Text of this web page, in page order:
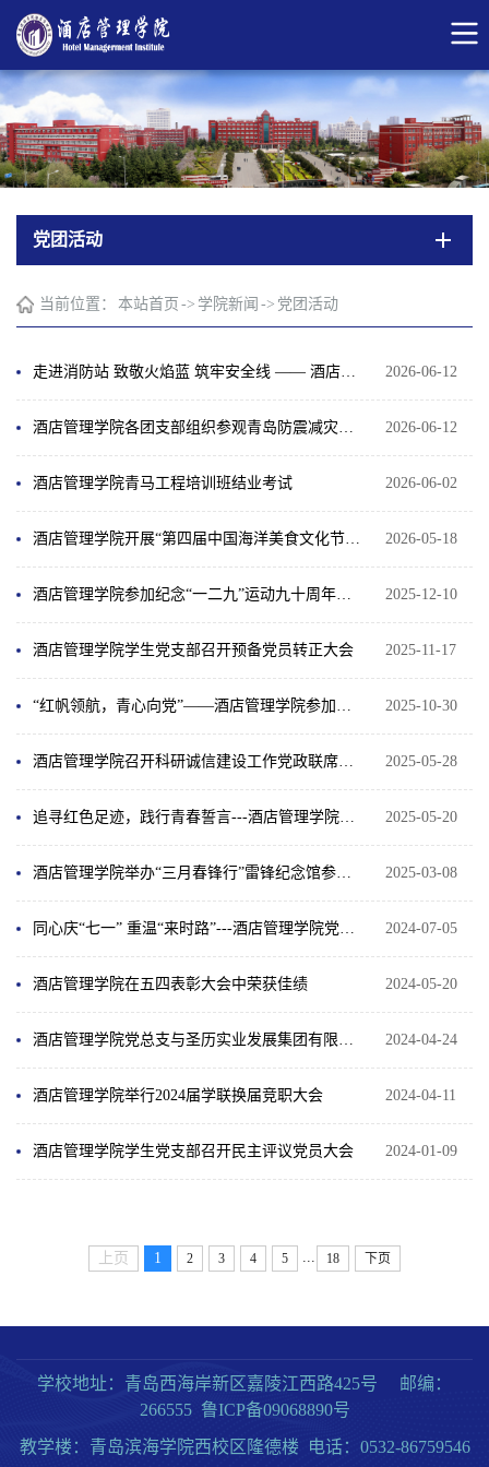
党团活动
当前位置： 本站首页 -> 学院新闻 -> 党团活动
2026-06-12
2026-06-12
2026-06-02
酒店管理学院青马工程培训班结业考试
2026-05-18
2025-12-10
2025-11-17
酒店管理学院学生党支部召开预备党员转正大会
2025-10-30
2025-05-28
2025-05-20
2025-03-08
2024-07-05
2024-05-20
酒店管理学院在五四表彰大会中荣获佳绩
2024-04-24
2024-04-11
酒店管理学院举行2024届学联换届竞职大会
2024-01-09
酒店管理学院学生党支部召开民主评议党员大会
上页 1 2 3 4 5 ... 18 下页
学校地址：青岛西海岸新区嘉陵江西路425号 邮编：
266555 鲁ICP备09068890号
教学楼：青岛滨海学院西校区隆德楼 电话：0532-86759546